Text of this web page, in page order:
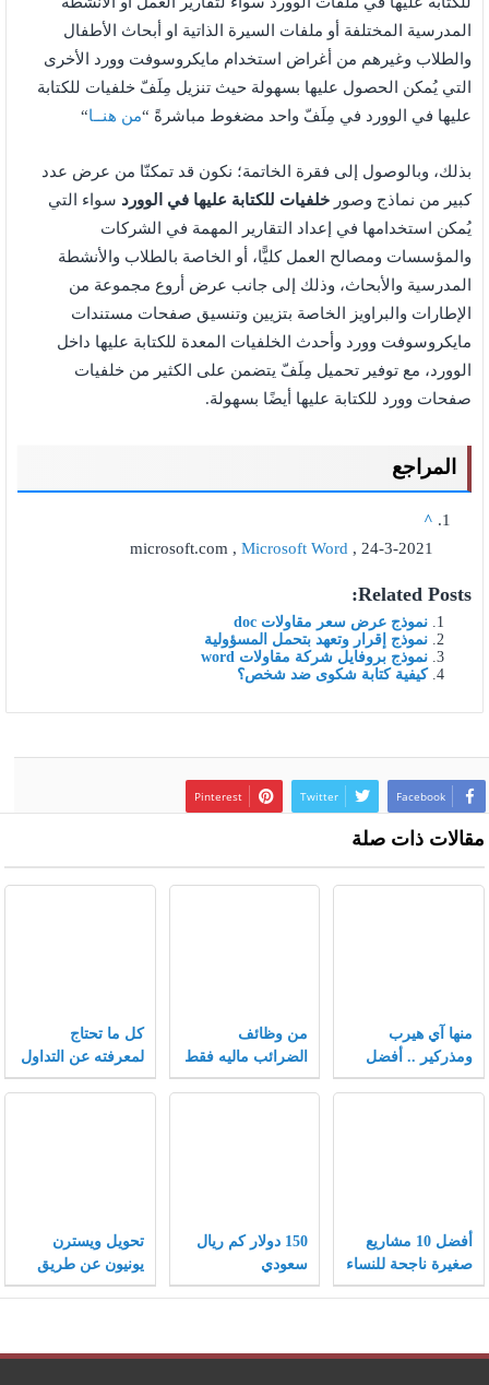
المدرسية المختلفة أو ملفات السيرة الذاتية او أبحاث الأطفال
والطلاب وغيرهم من أغراض استخدام مايكروسوفت وورد الأخرى
التي يُمكن الحصول عليها بسهولة حيث تنزيل مِلَفّ خلفيات للكتابة
عليها في الوورد في مِلَفّ واحد مضغوط مباشرةً “من هنــا“
بذلك، وبالوصول إلى فقرة الخاتمة؛ نكون قد تمكنّا من عرض عدد
كبير من نماذج وصور خلفيات للكتابة عليها في الوورد سواء التي
يُمكن استخدامها في إعداد التقارير المهمة في الشركات
والمؤسسات ومصالح العمل كليًّا، أو الخاصة بالطلاب والأنشطة
المدرسية والأبحاث، وذلك إلى جانب عرض أروع مجموعة من
الإطارات والبراويز الخاصة بتزيين وتنسيق صفحات مستندات
مايكروسوفت وورد وأحدث الخلفيات المعدة للكتابة عليها داخل
الوورد، مع توفير تحميل مِلَفّ يتضمن على الكثير من خلفيات
صفحات وورد للكتابة عليها أيضًا بسهولة.
المراجع
^
microsoft.com , Microsoft Word , 24-3-2021
Related Posts:
نموذج عرض سعر مقاولات doc
نموذج إقرار وتعهد بتحمل المسؤولية
نموذج بروفايل شركة مقاولات word
كيفية كتابة شكوى ضد شخص؟
Facebook
Twitter
Pinterest
مقالات ذات صلة
منها آي هيرب
ومذركير .. أفضل
كوبونات خصم تلقى
من وظائف
الضرائب ماليه فقط
كل ما تحتاج
لمعرفته عن التداول
في سوق الفوركس
أفضل 10 مشاريع
صغيرة ناجحة للنساء
ونصائح هامة لنجاح
150 دولار كم ريال
سعودي
تحويل ويسترن
يونيون عن طريق
الفيزا